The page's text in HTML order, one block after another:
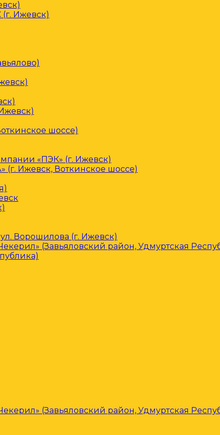
Ижевск)
шоссе)
«ПЭК» (г. Ижевск)
Ижевск, Воткинское шоссе)
Ворошилова (г. Ижевск)
(Завьяловский район, Удмуртская
(Завьяловский район, Удмуртская